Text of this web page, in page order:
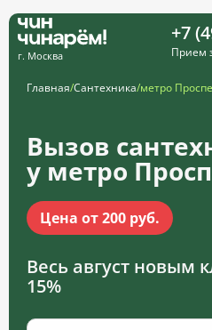
г. Москва
+7
Прием
Главная/Сантехника/метро
Вызов
у метро
Цена от 200 руб.
Весь август новым
15%